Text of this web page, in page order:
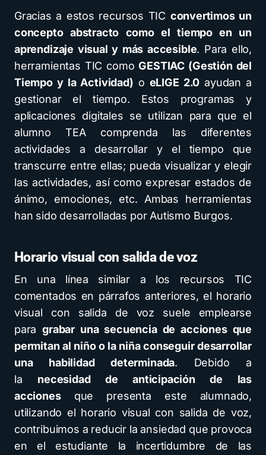
Gracias a estos recursos TIC convertimos un
concepto abstracto como el tiempo en un
aprendizaje visual y más accesible. Para ello,
herramientas TIC comoGESTIAC (Gestión del
Tiempo y la Actividad) o eLIGE 2.0 ayudan a
gestionar el tiempo. Estos programas y
aplicaciones digitales se utilizan para que el
alumno TEA comprenda las diferentes
actividades a desarrollar y el tiempo que
transcurre entre ellas; pueda visualizar y elegir
las actividades, así como expresar estados de
ánimo, emociones, etc. Ambas herramientas
han sido desarrolladas por Autismo Burgos.
Horario visual con salida de voz
En una línea similar a los recursos TIC
comentados en párrafos anteriores, el horario
visual con salida de voz suele emplearse
paragrabar una secuencia de acciones que
permitan al niño o la niña conseguir desarrollar
una habilidad determinada. Debido a
la necesidad de anticipación de las
accionesque presenta este alumnado,
utilizando el horario visual con salida de voz,
contribuimos a reducir la ansiedad que provoca
en el estudiante la incertidumbre de las